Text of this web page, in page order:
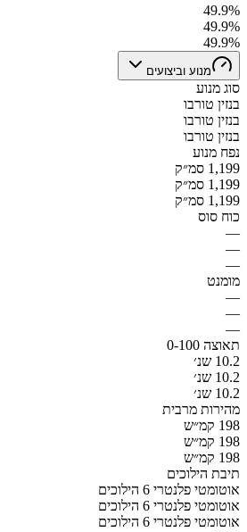
49.9%
49.9%
49.9%
מנוע וביצועים
סוג מנוע
בנזין טורבו
בנזין טורבו
בנזין טורבו
נפח מנוע
1,199 סמ״ק
1,199 סמ״ק
1,199 סמ״ק
כוח סוס
—
—
—
מומנט
—
—
—
תאוצה 0-100
10.2 שנ׳
10.2 שנ׳
10.2 שנ׳
מהירות מרבית
198 קמ״ש
198 קמ״ש
198 קמ״ש
תיבת הילוכים
אוטומטי פלנטרי 6 הילוכים
אוטומטי פלנטרי 6 הילוכים
אוטומטי פלנטרי 6 הילוכים